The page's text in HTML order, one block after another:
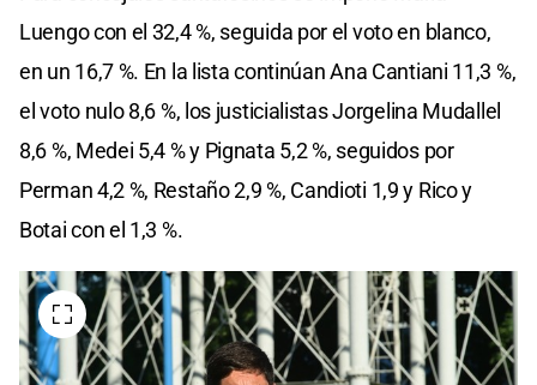
Luengo con el 32,4 %, seguida por el voto en blanco,
en un 16,7 %. En la lista continúan Ana Cantiani 11,3 %,
el voto nulo 8,6 %, los justicialistas Jorgelina Mudallel
8,6 %, Medei 5,4 % y Pignata 5,2 %, seguidos por
Perman 4,2 %, Restaño 2,9 %, Candioti 1,9 y Rico y
Botai con el 1,3 %.